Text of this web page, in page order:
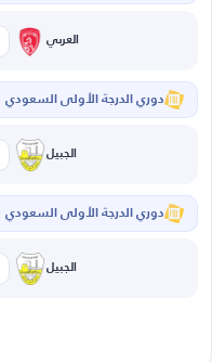
العربي
دوري الدرجة الأولى السعودي
الجبيل
دوري الدرجة الأولى السعودي
الجبيل